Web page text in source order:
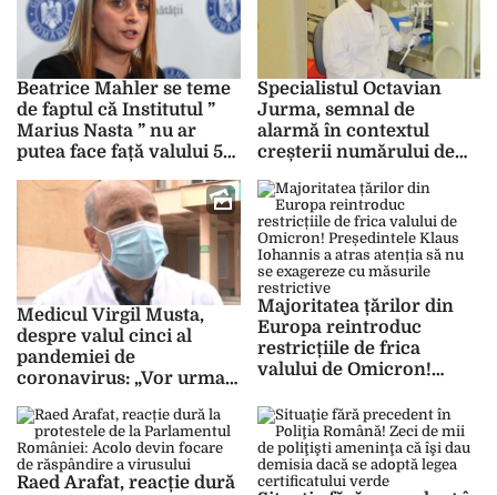
Beatrice Mahler se teme
de faptul că Institutul ”
Marius Nasta ” nu ar
putea face față valului 5
Specialistul Octavian
Jurma, semnal de
alarmă în contextul
creșterii numărului de
Vom depăși 25.000 de
infectări zilnice și vom
atinge limita maximă de
testare
Medicul Virgil Musta,
despre valul cinci al
pandemiei de
coronavirus: „Vor urma
foarte curând”
Majoritatea țărilor din
Europa reintroduc
restricțiile de frica
valului de Omicron!
Iohannis a atras atenția
să nu se exagereze cu
măsurile restrictive
Raed Arafat, reacție dură